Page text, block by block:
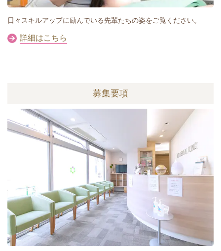
日々スキルアップに励んでいる先輩たちの姿をご覧ください。
詳細はこちら
募集要項